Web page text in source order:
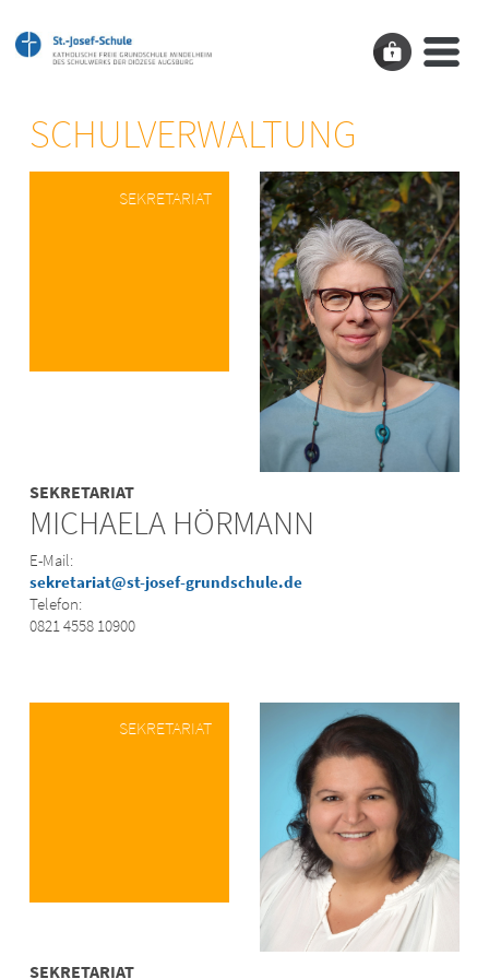
SCHULVERWALTUNG
SEKRETARIAT
SEKRETARIAT
MICHAELA HÖRMANN
E-Mail:
sekretariat@st-josef-grundschule.de
Telefon:
0821 4558 10900
SEKRETARIAT
SEKRETARIAT